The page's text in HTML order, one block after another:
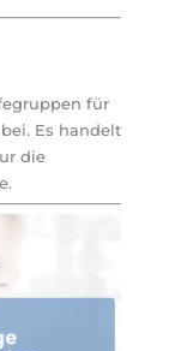
für
Es handelt
die